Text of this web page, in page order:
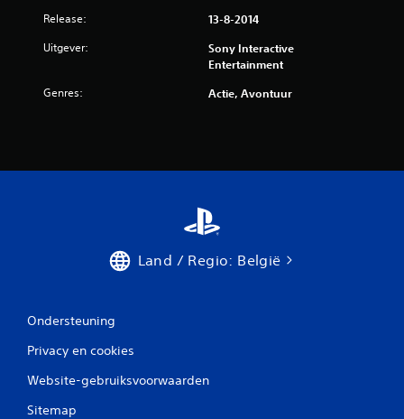
Release: 13-8-2014
Uitgever:
Sony Interactive
Entertainment
Genres: Actie, Avontuur
Land / Regio: België
Ondersteuning
Privacy en cookies
Website-gebruiksvoorwaarden
Sitemap